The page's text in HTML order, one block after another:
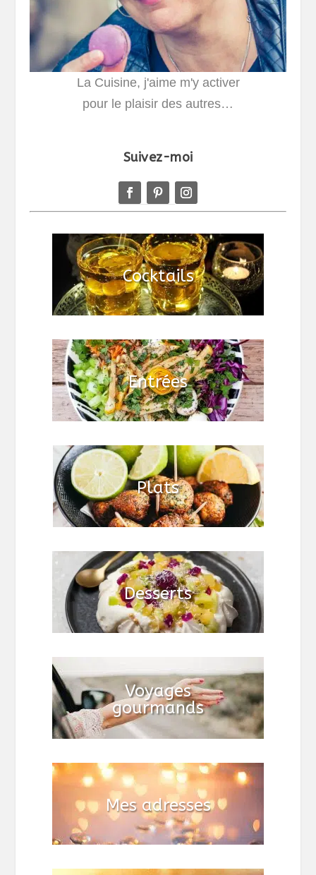
La Cuisine, j'aime m'y activer
pour le plaisir des autres…
Suivez-moi